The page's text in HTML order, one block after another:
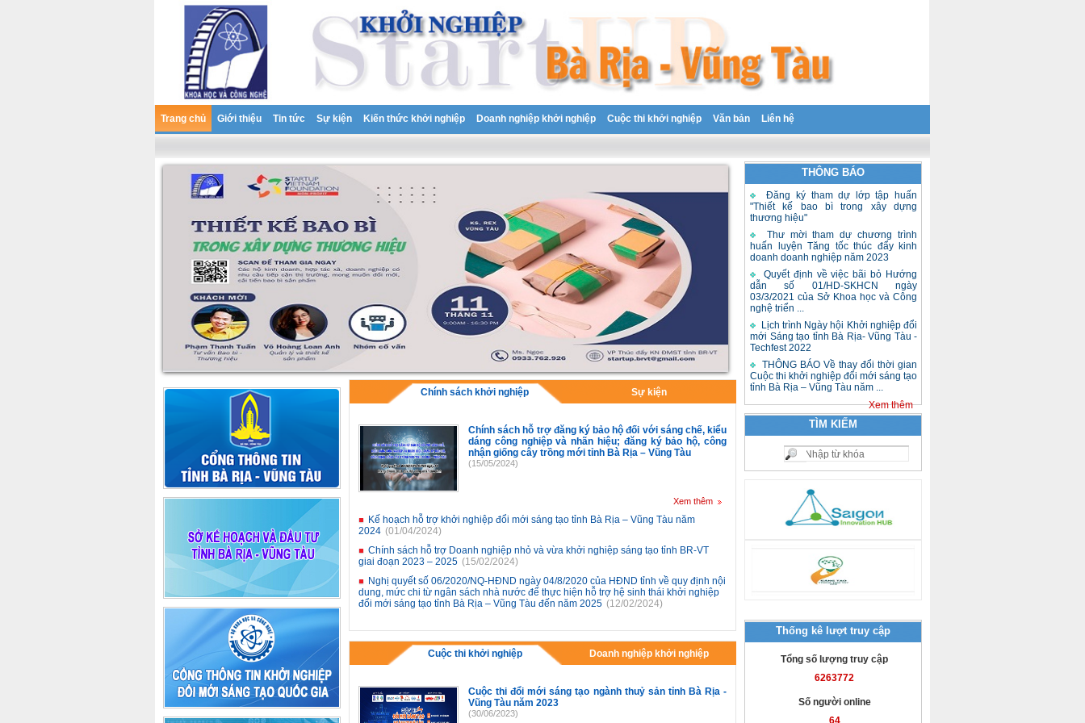
Trang chủ Giới thiệu Tin tức Sự kiện Kiến thức khởi nghiệp Doanh nghiệp khởi nghiệp Cuộc thi khởi nghiệp Văn bản Liên hệ
THÔNG BÁO
Đăng ký tham dự lớp tập huấn
"Thiết kế bao bì trong xây dựng
thương hiệu"
Thư mời tham dự chương trình
huấn luyện Tăng tốc thúc đẩy kinh
doanh doanh nghiệp năm 2023
Quyết định về việc bãi bỏ Hướng
dẫn số 01/HD-SKHCN ngày
03/3/2021 của Sở Khoa học và Công
nghệ triển ...
Lịch trình Ngày hội Khởi nghiệp đổi
mới Sáng tạo tỉnh Bà Rịa- Vũng Tàu -
Techfest 2022
THÔNG BÁO Về thay đổi thời gian
Cuộc thi khởi nghiệp đổi mới sáng tạo
tỉnh Bà Rịa – Vũng Tàu năm ...
Xem thêm
TÌM KIẾM
Thống kê lượt truy cập
Tổng số lượng truy cập
6263772
Số người online
64
Chính sách khởi nghiệp Sự kiện
Chính sách hỗ trợ đăng ký bảo hộ đối với sáng chế, kiểu
dáng công nghiệp và nhãn hiệu; đăng ký bảo hộ, công
nhận giống cây trồng mới tỉnh Bà Rịa – Vũng Tàu
(15/05/2024)
Xem thêm
Kế hoạch hỗ trợ khởi nghiệp đổi mới sáng tạo tỉnh Bà Rịa – Vũng Tàu năm
2024 (01/04/2024)
Chính sách hỗ trợ Doanh nghiệp nhỏ và vừa khởi nghiệp sáng tạo tỉnh BR-VT
giai đoạn 2023 – 2025 (15/02/2024)
Nghị quyết số 06/2020/NQ-HĐND ngày 04/8/2020 của HĐND tỉnh về quy định nội
dung, mức chi từ ngân sách nhà nước để thực hiện hỗ trợ hệ sinh thái khởi nghiệp
đổi mới sáng tạo tỉnh Bà Rịa – Vũng Tàu đến năm 2025 (12/02/2024)
Cuộc thi khởi nghiệp Doanh nghiệp khởi nghiệp
Cuộc thi đổi mới sáng tạo ngành thuỷ sản tỉnh Bà Rịa -
Vũng Tàu năm 2023
(30/06/2023)